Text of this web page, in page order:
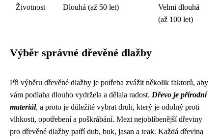
Životnost Dlouhá (až 50 let)
Velmi dlouhá
(až 100 let)
Výběr správné dřevěné dlažby
Při výběru dřevěné dlažby je potřeba zvážit několik faktorů, aby
vám podlaha dlouho vydržela a dělala radost. Dřevo je přírodní
materiál, a proto je důležité vybrat druh, který je odolný proti
vlhkosti, opotřebení a poškrábání. Mezi nejoblíbenější dřeviny
pro dřevěné dlažby patří dub, buk, jasan a teak. Každá dřevina